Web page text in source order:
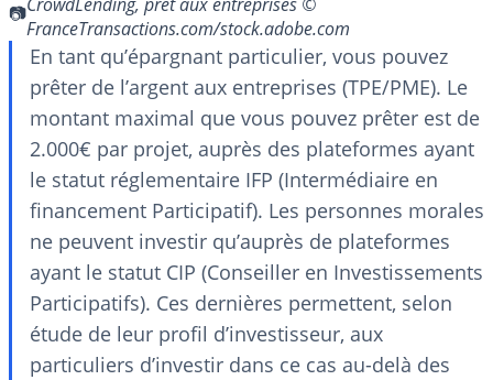
FranceTransactions.com/stock.adobe.com
En tant qu’épargnant particulier, vous pouvez
prêter de l’argent aux entreprises (TPE/PME). Le
montant maximal que vous pouvez prêter est de
2.000€ par projet, auprès des plateformes ayant
le statut réglementaire IFP (Intermédiaire en
financement Participatif). Les personnes morales
ne peuvent investir qu’auprès de plateformes
ayant le statut CIP (Conseiller en Investissements
Participatifs). Ces dernières permettent, selon
étude de leur profil d’investisseur, aux
particuliers d’investir dans ce cas au-delà des